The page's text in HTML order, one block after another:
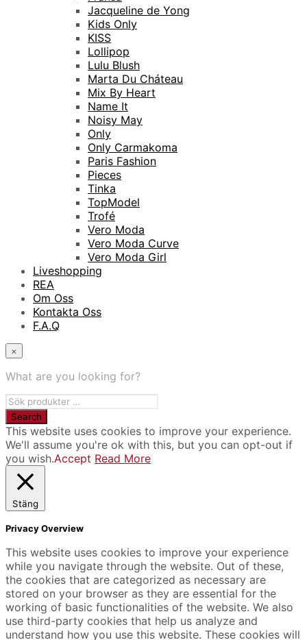
Jacqueline de Yong
Kids Only
KISS
Lollipop
Lulu Blush
Marta Du Cháteau
Mix By Heart
Name It
Noisy May
Only
Only Carmakoma
Paris Fashion
Pieces
Tinka
TopModel
Trofé
Vero Moda
Vero Moda Curve
Vero Moda Girl
Liveshopping
REA
Om Oss
Kontakta Oss
F.A.Q
×
What are you looking for?
This website uses cookies to improve your experience.
We'll assume you're ok with this, but you can opt-out if
you wish.Accept Read More
Stäng
Privacy Overview
This website uses cookies to improve your experience
while you navigate through the website. Out of these,
the cookies that are categorized as necessary are
stored on your browser as they are essential for the
working of basic functionalities of the website. We also
use third-party cookies that help us analyze and
understand how you use this website. These cookies will